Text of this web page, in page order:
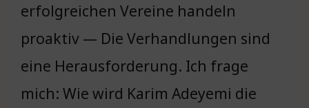
erfolgreichen Vereine handeln
proaktiv — Die Verhandlungen sind
eine Herausforderung. Ich frage
mich: Wie wird Karim Adeyemi die